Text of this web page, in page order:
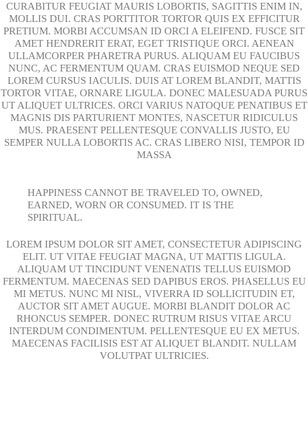
CURABITUR FEUGIAT MAURIS LOBORTIS, SAGITTIS ENIM IN,
MOLLIS DUI. CRAS PORTTITOR TORTOR QUIS EX EFFICITUR
PRETIUM. MORBI ACCUMSAN ID ORCI A ELEIFEND. FUSCE SIT
AMET HENDRERIT ERAT, EGET TRISTIQUE ORCI. AENEAN
ULLAMCORPER PHARETRA PURUS. ALIQUAM EU FAUCIBUS
NUNC, AC FERMENTUM QUAM. CRAS EUISMOD NEQUE SED
LOREM CURSUS IACULIS. DUIS AT LOREM BLANDIT, MATTIS
TORTOR VITAE, ORNARE LIGULA. DONEC MALESUADA PURUS
UT ALIQUET ULTRICES. ORCI VARIUS NATOQUE PENATIBUS ET
MAGNIS DIS PARTURIENT MONTES, NASCETUR RIDICULUS
MUS. PRAESENT PELLENTESQUE CONVALLIS JUSTO, EU
SEMPER NULLA LOBORTIS AC. CRAS LIBERO NISI, TEMPOR ID
MASSA
HAPPINESS CANNOT BE TRAVELED TO, OWNED,
EARNED, WORN OR CONSUMED. IT IS THE
SPIRITUAL.
LOREM IPSUM DOLOR SIT AMET, CONSECTETUR ADIPISCING
ELIT. UT VITAE FEUGIAT MAGNA, UT MATTIS LIGULA.
ALIQUAM UT TINCIDUNT VENENATIS TELLUS EUISMOD
FERMENTUM. MAECENAS SED DAPIBUS EROS. PHASELLUS EU
MI METUS. NUNC MI NISL, VIVERRA ID SOLLICITUDIN ET,
AUCTOR SIT AMET AUGUE. MORBI BLANDIT DOLOR AC
RHONCUS SEMPER. DONEC RUTRUM RISUS VITAE ARCU
INTERDUM CONDIMENTUM. PELLENTESQUE EU EX METUS.
MAECENAS FACILISIS EST AT ALIQUET BLANDIT. NULLAM
VOLUTPAT ULTRICIES.